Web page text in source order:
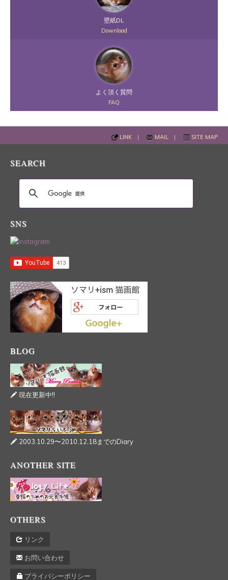
壁紙DL
Download
よく頂く質問
FAQ
LINK | MAIL | SITE MAP
SEARCH
SNS
BLOG
現在更新中!!
2003.10.29〜2010.12.18までのDiary
ANOTHER SITE
OTHERS
リンク
お問い合わせ
プライバシーポリシー